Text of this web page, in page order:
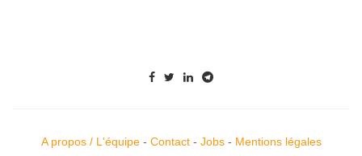
A propos / L'équipe- Contact- Jobs- Mentions légales